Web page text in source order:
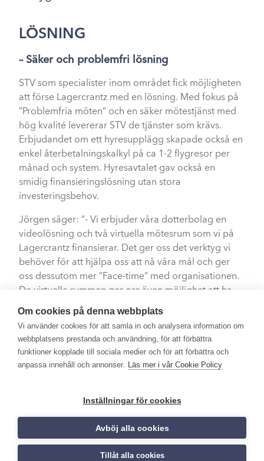
LÖSNING
– Säker och problemfri lösning
STV som specialister inom området fick möjligheten
att förse Lagercrantz med en lösning. Med fokus på
”Problemfria möten” och en säker mötestjänst med
hög kvalité levererar STV de tjänster som krävs.
Erbjudandet om ett hyresupplägg skapade också en
enkel återbetalningskalkyl på ca 1-2 flygresor per
månad och system. Hyresavtalet gav också en
smidig finansieringslösning utan stora
investeringsbehov.
Jörgen säger: ”- Vi erbjuder våra dotterbolag en
videolösning och två virtuella mötesrum som vi på
Lagercrantz finansierar. Det ger oss det verktyg vi
behöver för att hjälpa oss att nå våra mål och ger
oss dessutom mer ”Face-time” med organisationen.
De virtuella rummen ger oss även möjlighet att ha
möten oavsett vart man är eller vilken utrustning
man använder. Man kan till exempel vara med i ett
möte via en webbläsare på en dator eller
smartphone, enkelt.
RESULTAT & FÖRDELAR
– Fantastiskt resultat
Lagercrantz har med hjälp av STV’s lösning kunnat
öka effektiveten med en faktor på tre.
Om cookies på denna webbplats
Vi använder cookies för att samla in och analysera information om
webbplatsens prestanda och användning, för att förbättra
funktioner kopplade till sociala medier och för att förbättra och
anpassa innehåll och annonser. Läs mer i vår Cookie Policy
Inställningar för cookies
Avböj alla cookies
Tillåt alla cookies